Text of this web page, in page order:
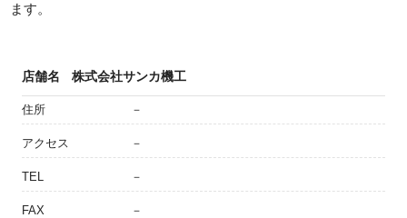
ます。
店舗名 株式会社サンカ機工
住所 －
アクセス －
TEL －
FAX －